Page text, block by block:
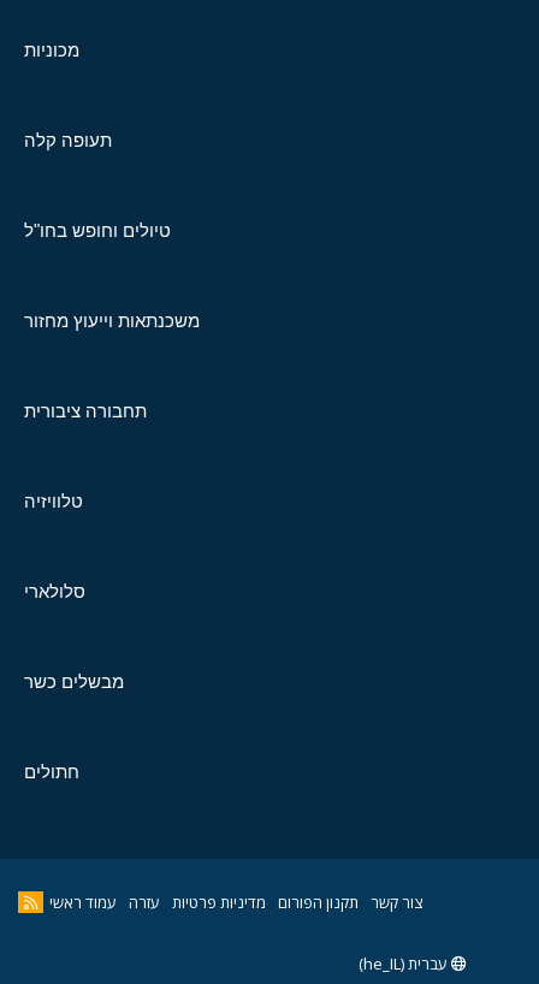
מכוניות
תעופה קלה
טיולים וחופש בחו"ל
משכנתאות וייעוץ מחזור
תחבורה ציבורית
טלוויזיה
סלולארי
מבשלים כשר
חתולים
צור קשר תקנון הפורום מדיניות פרטיות עזרה עמוד ראשי
עברית (he_IL)